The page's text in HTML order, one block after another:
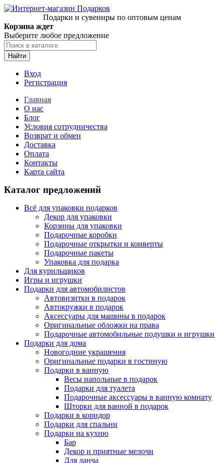
Подарки и сувениры по оптовым ценам
Корзина ждет
Выберите любое предложение
Найти
Вход
Регистрация
Главная
О нас
Блог
Условия сотрудничества
Возврат и обмен
Доставка
Оплата
Контакты
Карта сайта
Каталог предложений
Всё для упаковки подарков
Декор для упаковки
Корзины для упаковки
Подарочные коробки
Подарочные открытки и конверты
Подарочные пакеты
Упаковка для подарка
Для курильщиков
Игры и игрушки
Подарки для автомобилистов
Автовизитки в подарок
Автокружки в подарок
Аксессуары для машины в подарок
Оригинальные обложки на права
Подарочные автомобильные подушки и игрушки
Подарки для дома
Новогодние украшения
Оригинальные подарки в гостиную
Подарки в ванную
Весы напольные в подарок
Подарки для туалета
Подарочные аксессуары в ванную комнату
Шторки для ванной в подарок
Подарки в коридор
Подарки для спальни
Подарки на кухню
Бар
Декор и приятные мелочи
Для ланча